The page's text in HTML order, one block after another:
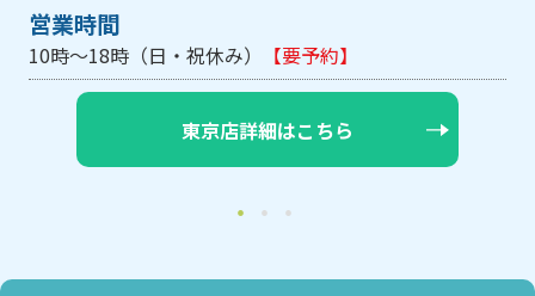
営業時間
10時～18時（日・祝休み） 【要予約】
東京店詳細はこちら